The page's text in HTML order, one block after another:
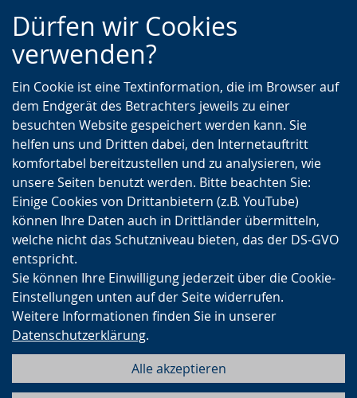
Zur
Hauptnavigation
Zur
Seitennavigation
Zum
Inhalt
Dürfen wir Cookies
verwenden?
Ein Cookie ist eine Textinformation, die im Browser auf
dem Endgerät des Betrachters jeweils zu einer
besuchten Website gespeichert werden kann. Sie
helfen uns und Dritten dabei, den Internetauftritt
komfortabel bereitzustellen und zu analysieren, wie
unsere Seiten benutzt werden. Bitte beachten Sie:
Einige Cookies von Drittanbietern (z.B. YouTube)
können Ihre Daten auch in Drittländer übermitteln,
welche nicht das Schutzniveau bieten, das der DS-GVO
entspricht.
Sie können Ihre Einwilligung jederzeit über die Cookie-
Einstellungen unten auf der Seite widerrufen.
Weitere Informationen finden Sie in unserer
Datenschutzerklärung.
Alle akzeptieren